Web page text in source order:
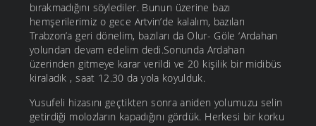
bırakmadığını söylediler. Bunun üzerine bazı
hemşerilerimiz o gece Artvin’de kalalım, bazıları
Trabzon’a geri dönelim, bazıları da Olur- Göle ‘Ardahan
yolundan devam edelim dedi.Sonunda Ardahan
üzerinden gitmeye karar verildi ve 20 kişilik bir midibüs
kiraladık , saat 12.30 da yola koyulduk.
Yusufeli hizasını geçtikten sonra aniden yolumuzu selin
getirdiği molozların kapadığını gördük. Herkesi bir korku